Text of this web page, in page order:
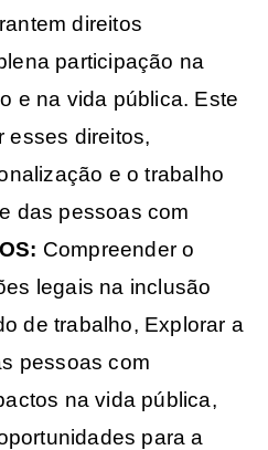
direitos
participação na
e na vida pública. Este
esses direitos,
e o trabalho
das pessoas com
Compreender o
legais na inclusão
de trabalho, Explorar a
pessoas com
na vida pública,
para a